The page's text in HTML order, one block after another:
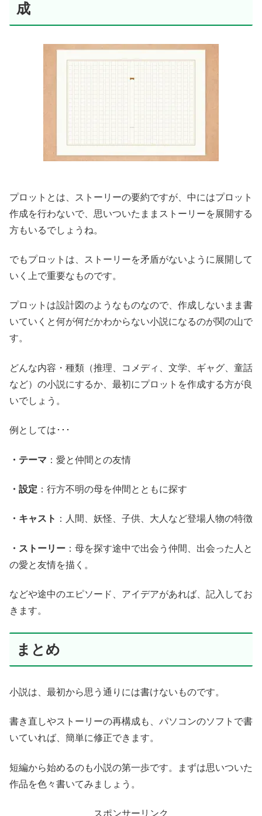
成
プロットとは、ストーリーの要約ですが、中にはプロット
作成を行わないで、思いついたままストーリーを展開する
方もいるでしょうね。
でもプロットは、ストーリーを矛盾がないように展開して
いく上で重要なものです。
プロットは設計図のようなものなので、作成しないまま書
いていくと何が何だかわからない小説になるのが関の山で
す。
どんな内容・種類（推理、コメディ、文学、ギャグ、童話
など）の小説にするか、最初にプロットを作成する方が良
いでしょう。
例としては･･･
・テーマ ：愛と仲間との友情
・設定 ：行方不明の母を仲間とともに探す
・キャスト ：人間、妖怪、子供、大人など登場人物の特徴
・ストーリー ：母を探す途中で出会う仲間、出会った人と
の愛と友情を描く。
などや途中のエピソード、アイデアがあれば、記入してお
きます。
まとめ
小説は、最初から思う通りには書けないものです。
書き直しやストーリーの再構成も、パソコンのソフトで書
いていれば、簡単に修正できます。
短編から始めるのも小説の第一歩です。まずは思いついた
作品を色々書いてみましょう。
スポンサーリンク